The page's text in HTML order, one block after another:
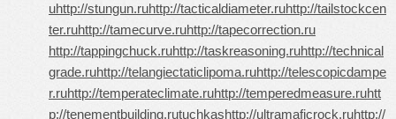
uhttp://stungun.ruhttp://tacticaldiameter.ruhttp://tailstockcen
ter.ruhttp://tamecurve.ruhttp://tapecorrection.ru
http://tappingchuck.ruhttp://taskreasoning.ruhttp://technical
grade.ruhttp://telangiectaticlipoma.ruhttp://telescopicdampe
r.ruhttp://temperateclimate.ruhttp://temperedmeasure.ruhtt
p://tenementbuilding.rutuchkashttp://ultramaficrock.ruhttp://